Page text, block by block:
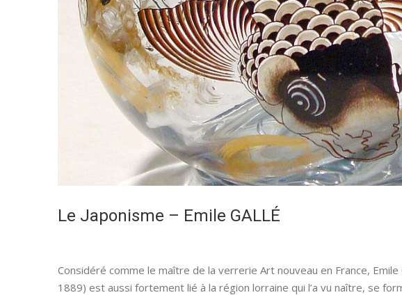
Le Japonisme – Emile GALLÉ
Considéré comme le maître de la verrerie Art nouveau en France, Emile
1889) est aussi fortement lié à la région lorraine qui l’a vu naître, se